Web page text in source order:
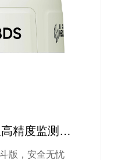
精度监测方
版，安全无忧